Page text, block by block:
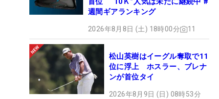
週間ギアランキング
2026年8月8日 (土) 18時00分 11
松山英樹はイーグル奪取で11
位に浮上 ホスラー、ブレナ
ンが首位タイ
2026年8月9日 (日) 08時53分